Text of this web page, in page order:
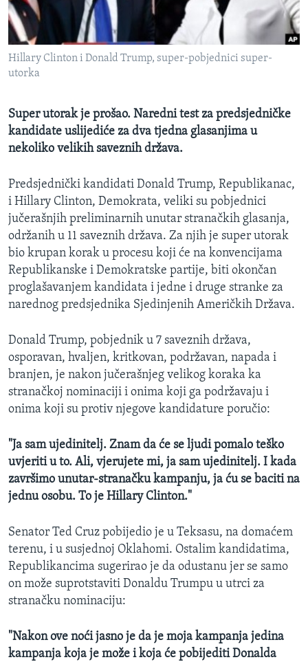
MAGAZIN
O GLASU AMERIKE
Learning English
PRATITE NAS
Jezici
Hillary Clinton i Donald Trump, super-pobjednici super-
utorka
Super utorak je prošao. Naredni test za predsjedničke
kandidate uslijediće za dva tjedna glasanjima u
nekoliko velikih saveznih država.
Predsjednički kandidati Donald Trump, Republikanac,
i Hillary Clinton, Demokrata, veliki su pobjednici
jučerašnjih preliminarnih unutar stranačkih glasanja,
održanih u 11 saveznih država. Za njih je super utorak
bio krupan korak u procesu koji će na konvencijama
Republikanske i Demokratske partije, biti okončan
proglašavanjem kandidata i jedne i druge stranke za
narednog predsjednika Sjedinjenih Američkih Država.
Donald Trump, pobjednik u 7 saveznih država,
osporavan, hvaljen, kritkovan, podržavan, napada i
branjen, je nakon jučerašnjeg velikog koraka ka
stranačkoj nominaciji i onima koji ga podržavaju i
onima koji su protiv njegove kandidature poručio:
"Ja sam ujedinitelj. Znam da će se ljudi pomalo teško
uvjeriti u to. Ali, vjerujete mi, ja sam ujedinitelj. I kada
završimo unutar-stranačku kampanju, ja ću se baciti na
jednu osobu. To je Hillary Clinton."
Senator Ted Cruz pobijedio je u Teksasu, na domaćem
terenu, i u susjednoj Oklahomi. Ostalim kandidatima,
Republikancima sugerirao je da odustanu jer se samo
on može suprotstaviti Donaldu Trumpu u utrci za
stranačku nominaciju:
"Nakon ove noći jasno je da je moja kampanja jedina
kampanja koja je može i koja će pobijediti Donalda